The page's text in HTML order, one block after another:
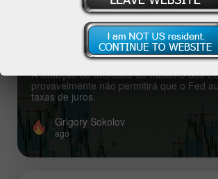
GBP/USD – Análise do Smart
expectativas em relação ao
monetário do FOMC continuam
A situação do mercado de trabalho dos
provavelmente não permitirá que o Fed
taxas de juros.
Grigory Sokolov
ago